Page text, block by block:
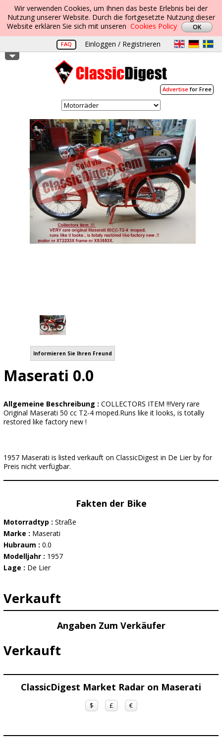
Wir verwenden Cookies, um Ihnen das beste Erlebnis bei der
Nutzung unserer Website. Durch die fortgesetzte Nutzung dieser
Website erklären Sie sich mit unseren Cookies Policy
FAQ Einloggen / Registrieren
Advertisefor Free
Informieren Sie Ihren Freund
Maserati 0.0
Allgemeine Beschreibung : COLLECTORS ITEM !!!Very rare
Original Maserati 50 cc T2-4 moped.Runs like it looks, is totally
restored like factory new !
1957 Maserati is listed verkauft on ClassicDigest in De Lier by for
Preis nicht verfügbar.
Fakten der Bike
Motorradtyp : Straße
Marke : Maserati
Hubraum : 0.0
Modelljahr : 1957
Lage : De Lier
Verkauft
Angaben Zum Verkäufer
Verkauft
ClassicDigest Market Radar on Maserati
$ £ €